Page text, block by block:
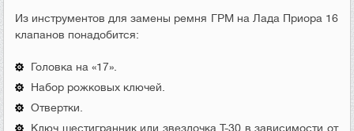
Из инструментов для замены ремня ГРМ на Лада Приора 16
клапанов понадобится:
Головка на «17».
Набор рожковых ключей.
Отвертки.
Ключ шестигранник или звездочка Т-30 в зависимости от